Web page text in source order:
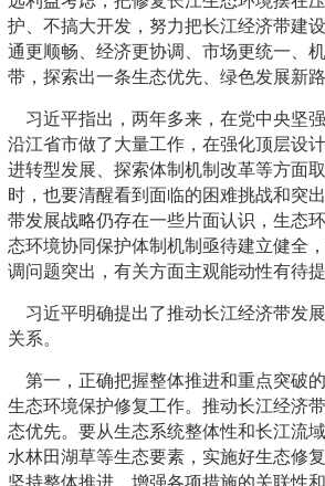
护、不搞大开发，努力把长江经济带建
通更顺畅、经济更协调、市场更统一、
带，探索出一条生态优先、绿色发展新路
习近平指出，两年多来，在党中央坚
沿江省市做了大量工作，在强化顶层设
进转型发展、探索体制机制改革等方面
时，也要清醒看到面临的困难挑战和突
带发展战略仍存在一些片面认识，生态
态环境协同保护体制机制亟待建立健全
调问题突出，有关方面主观能动性有待提
习近平明确提出了推动长江经济带发
关系。
第一，正确把握整体推进和重点突破
生态环境保护修复工作。推动长江经济
态优先。要从生态系统整体性和长江流
水林田湖草等生态要素，实施好生态修
坚持整体推进，增强各项措施的关联性